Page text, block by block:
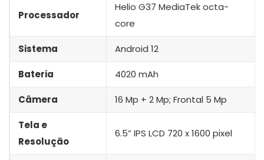
Processador
Helio G37 MediaTek octa-
core
Sistema Android 12
Bateria 4020 mAh
Câmera 16 Mp + 2 Mp; Frontal 5 Mp
Tela e
Resolução
6.5” IPS LCD 720 x 1600 pixel